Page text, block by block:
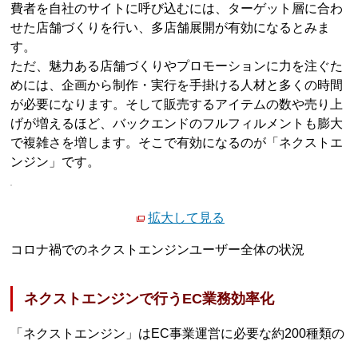
費者を自社のサイトに呼び込むには、ターゲット層に合わ
せた店舗づくりを行い、多店舗展開が有効になるとみま
す。
ただ、魅力ある店舗づくりやプロモーションに力を注ぐた
めには、企画から制作・実行を手掛ける人材と多くの時間
が必要になります。そして販売するアイテムの数や売り上
げが増えるほど、バックエンドのフルフィルメントも膨大
で複雑さを増します。そこで有効になるのが「ネクストエ
ンジン」です。
拡大して見る
コロナ禍でのネクストエンジンユーザー全体の状況
ネクストエンジンで行うEC業務効率化
「ネクストエンジン」はEC事業運営に必要な約200種類の